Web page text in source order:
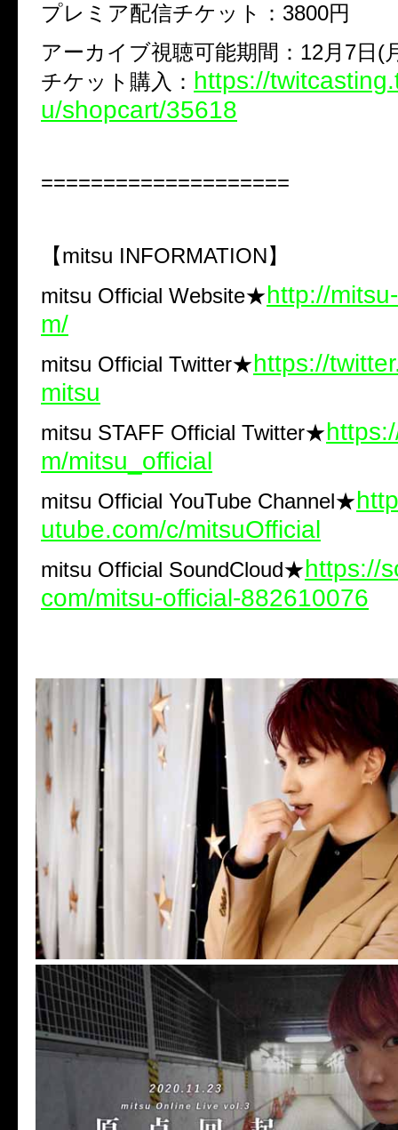
プレミア配信チケット： 3800円
アーカイブ視聴可能期間： 12月 7日 (
チケット購入： https://
u/shopcart/35618
====================
【mitsu INFORMATION】
mitsu Official Website★http://
m/
mitsu Official Twitter★https://
mitsu
mitsu STAFF Official Twitter★
m/mitsu_official
mitsu Official YouTube Channel★
utube.com/c/mitsuOfficial
mitsu Official SoundCloud★https://
com/mitsu-official-882610076